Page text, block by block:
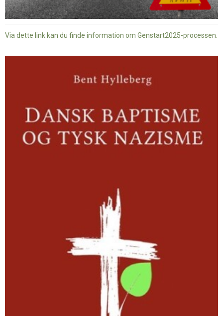
Via dette link kan du finde information om Genstart2025-processen.